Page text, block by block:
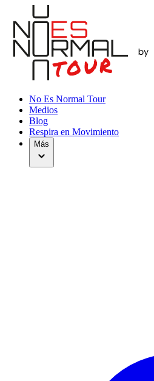
No Es Normal Tour
Medios
Blog
Respira en Movimiento
Más